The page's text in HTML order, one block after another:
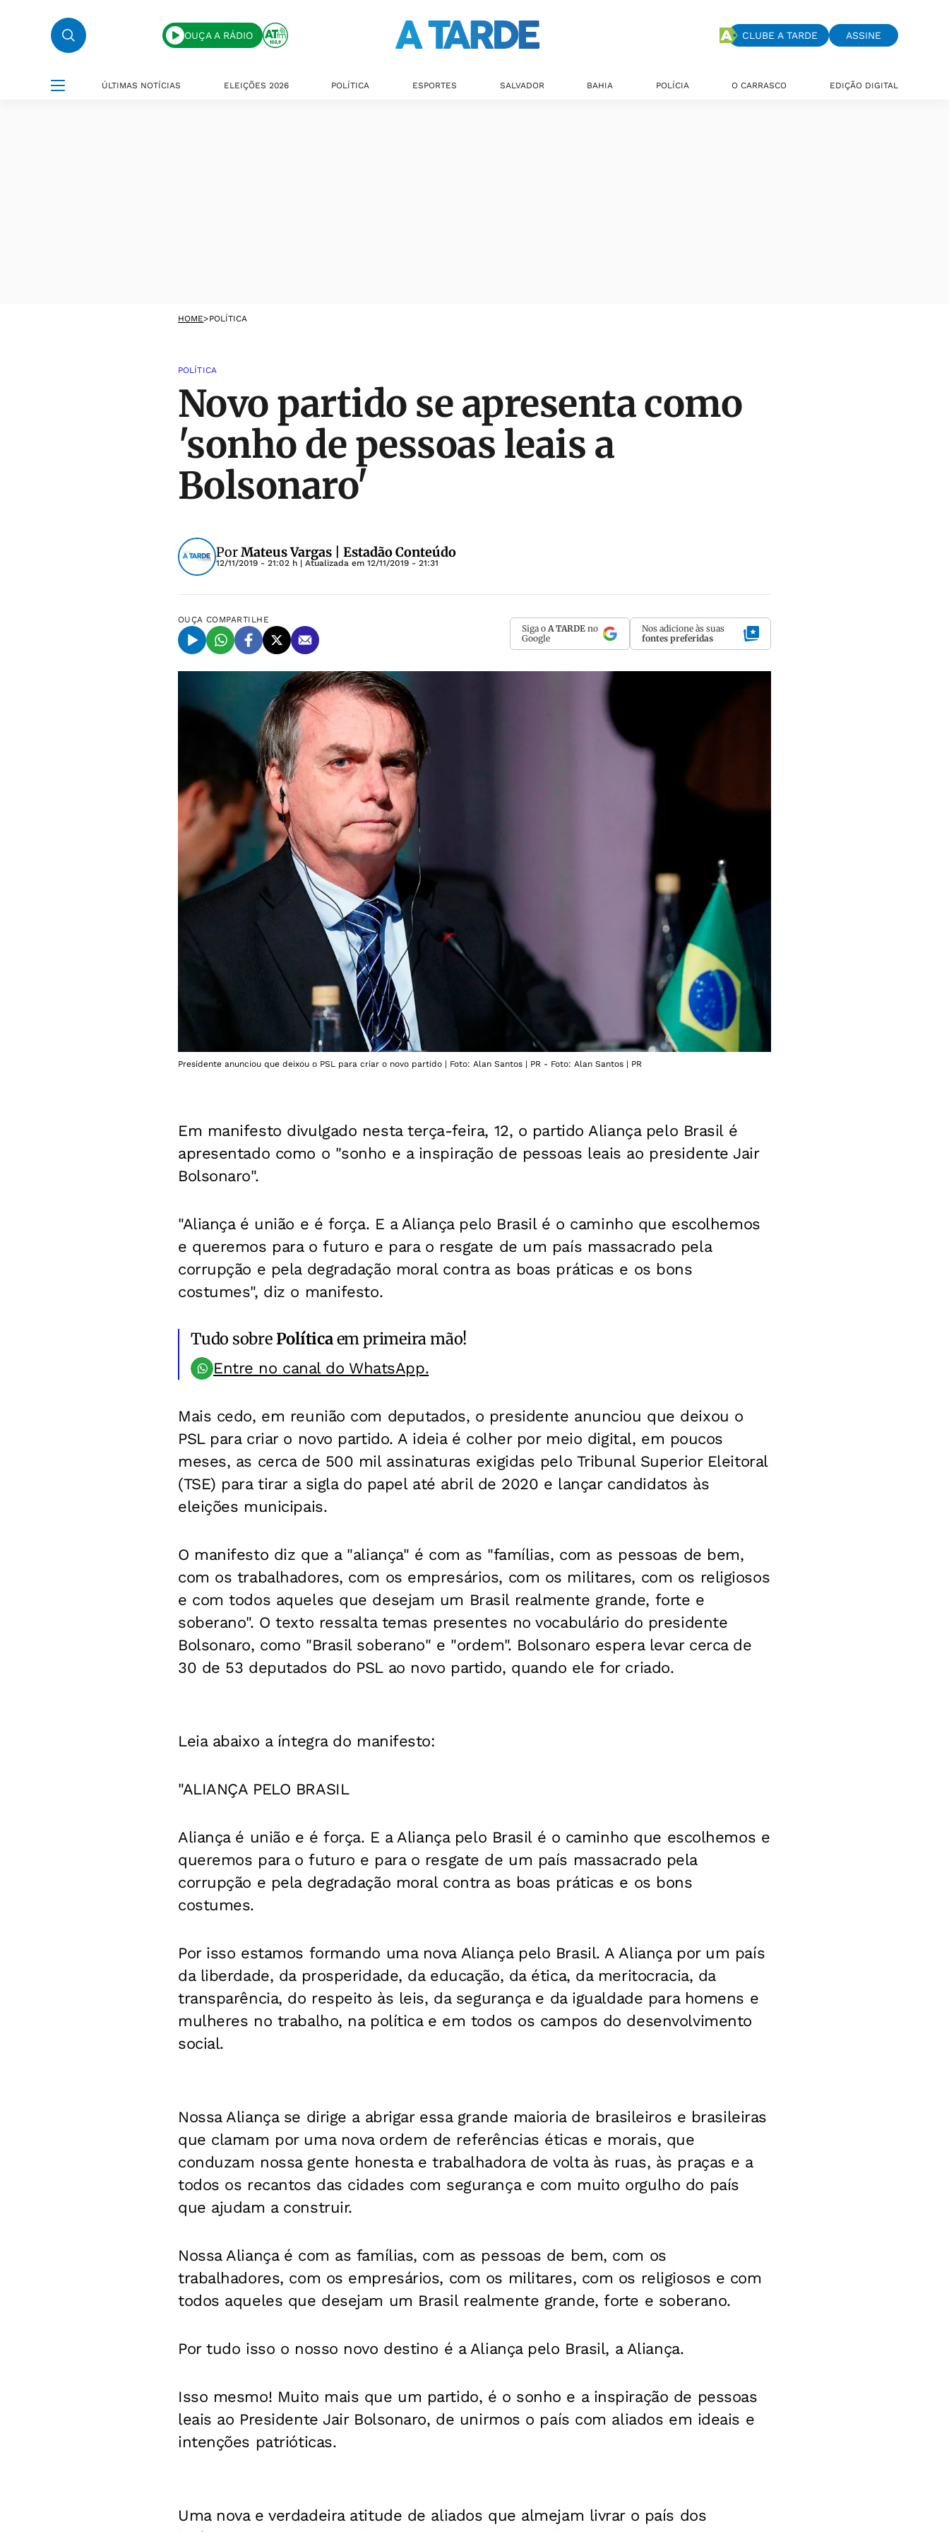
OUÇA A RÁDIO CLUBE A TARDE ASSINE
ÚLTIMAS NOTÍCIAS ELEIÇÕES 2026 POLÍTICA ESPORTES SALVADOR BAHIA POLÍCIA O CARRASCO EDIÇÃO DIGITAL
HOME>POLÍTICA
POLÍTICA
Novo partido se apresenta como
'sonho de pessoas leais a
Bolsonaro'
PorMateus Vargas | Estadão Conteúdo
12/11/2019 - 21:02 h | Atualizada em 12/11/2019 - 21:31
OUÇA COMPARTILHE
Siga o A TARDE no
Google
Nos adicione às suas
fontes preferidas
Presidente anunciou que deixou o PSL para criar o novo partido | Foto: Alan Santos | PR - Foto: Alan Santos | PR
Em manifesto divulgado nesta terça-feira, 12, o partido Aliança pelo Brasil é
apresentado como o "sonho e a inspiração de pessoas leais ao presidente Jair
Bolsonaro".
"Aliança é união e é força. E a Aliança pelo Brasil é o caminho que escolhemos
e queremos para o futuro e para o resgate de um país massacrado pela
corrupção e pela degradação moral contra as boas práticas e os bons
costumes", diz o manifesto.
Tudo sobre Políticaem primeira mão!
Entre no canal do WhatsApp.
Mais cedo, em reunião com deputados, o presidente anunciou que deixou o
PSL para criar o novo partido. A ideia é colher por meio digital, em poucos
meses, as cerca de 500 mil assinaturas exigidas pelo Tribunal Superior Eleitoral
(TSE) para tirar a sigla do papel até abril de 2020 e lançar candidatos às
eleições municipais.
O manifesto diz que a "aliança" é com as "famílias, com as pessoas de bem,
com os trabalhadores, com os empresários, com os militares, com os religiosos
e com todos aqueles que desejam um Brasil realmente grande, forte e
soberano". O texto ressalta temas presentes no vocabulário do presidente
Bolsonaro, como "Brasil soberano" e "ordem". Bolsonaro espera levar cerca de
30 de 53 deputados do PSL ao novo partido, quando ele for criado.
Leia abaixo a íntegra do manifesto:
"ALIANÇA PELO BRASIL
Aliança é união e é força. E a Aliança pelo Brasil é o caminho que escolhemos e
queremos para o futuro e para o resgate de um país massacrado pela
corrupção e pela degradação moral contra as boas práticas e os bons
costumes.
Por isso estamos formando uma nova Aliança pelo Brasil. A Aliança por um país
da liberdade, da prosperidade, da educação, da ética, da meritocracia, da
transparência, do respeito às leis, da segurança e da igualdade para homens e
mulheres no trabalho, na política e em todos os campos do desenvolvimento
social.
Nossa Aliança se dirige a abrigar essa grande maioria de brasileiros e brasileiras
que clamam por uma nova ordem de referências éticas e morais, que
conduzam nossa gente honesta e trabalhadora de volta às ruas, às praças e a
todos os recantos das cidades com segurança e com muito orgulho do país
que ajudam a construir.
Nossa Aliança é com as famílias, com as pessoas de bem, com os
trabalhadores, com os empresários, com os militares, com os religiosos e com
todos aqueles que desejam um Brasil realmente grande, forte e soberano.
Por tudo isso o nosso novo destino é a Aliança pelo Brasil, a Aliança.
Isso mesmo! Muito mais que um partido, é o sonho e a inspiração de pessoas
leais ao Presidente Jair Bolsonaro, de unirmos o país com aliados em ideais e
intenções patrióticas.
Uma nova e verdadeira atitude de aliados que almejam livrar o país dos